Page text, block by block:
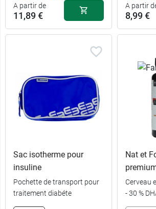
A partir de
11,89 €
A partir
8,99 €
Sac isotherme pour
insuline
Pochette de transport pour
traitement diabéte
Nat et
Cerveau
- 30 %